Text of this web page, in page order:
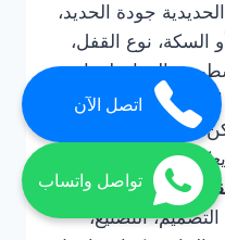
جودة الحديد،
السكة، نوع القفل،
والدهان لهما دور
وحمايتها من
تنفيذ البوابة بتصميم
ذوق المالك.
لتركيب البوابات
التصنيع،
اتصل الآن
تواصل واتساب